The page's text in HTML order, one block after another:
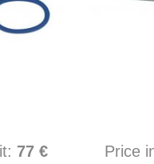
77 € Price